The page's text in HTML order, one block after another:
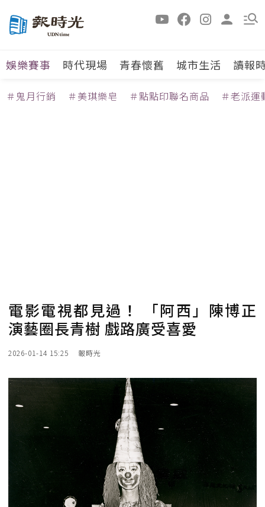
娛樂賽事 時代現場 青春懷舊 城市生活 讀報
＃鬼月行銷 ＃美琪樂皂 ＃點點印聯名商品 ＃老派運
電影電視都見過！ 「阿西」陳博正
演藝圈長青樹 戲路廣受喜愛
2026-01-14 15:25 報時光